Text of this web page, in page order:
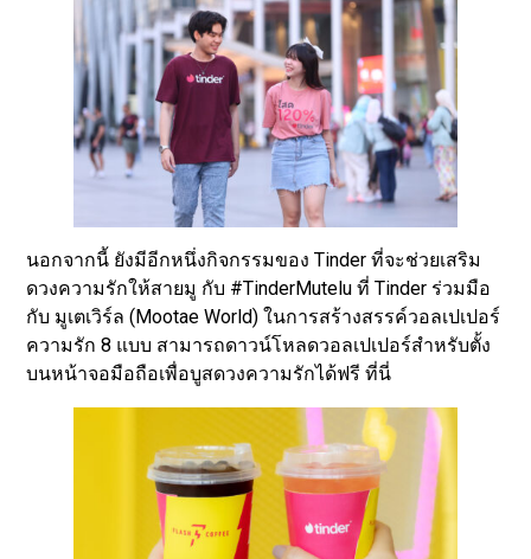
นอกจากนี้ ยังมีอีกหนึ่งกิจกรรมของ Tinder ที่จะช่วยเสริม
ดวงความรักให้สายมู กับ #TinderMutelu ที่ Tinder ร่วมมือ
กับ มูเตเวิร์ล (Mootae World) ในการสร้างสรรค์วอลเปเปอร์
ความรัก 8 แบบ สามารถดาวน์โหลดวอลเปเปอร์สำหรับตั้ง
บนหน้าจอมือถือเพื่อบูสดวงความรักได้ฟรี ที่นี่